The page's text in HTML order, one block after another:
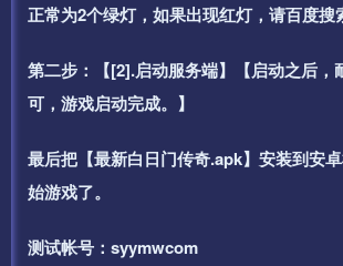
正常为2个绿灯，如果出现红灯，请百度搜
第二步：【[2].启动服务端】【启动之后，
可，游戏启动完成。】
最后把【最新白日门传奇.apk】安装到安
始游戏了。
测试帐号：syymwcom